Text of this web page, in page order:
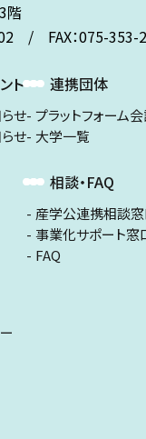
階
/ FAX：075-353-
ト
せ
せ
連携団体
プラットフォーム
大学一覧
相談・FAQ
産学公連携相談
事業化サポート窓
FAQ